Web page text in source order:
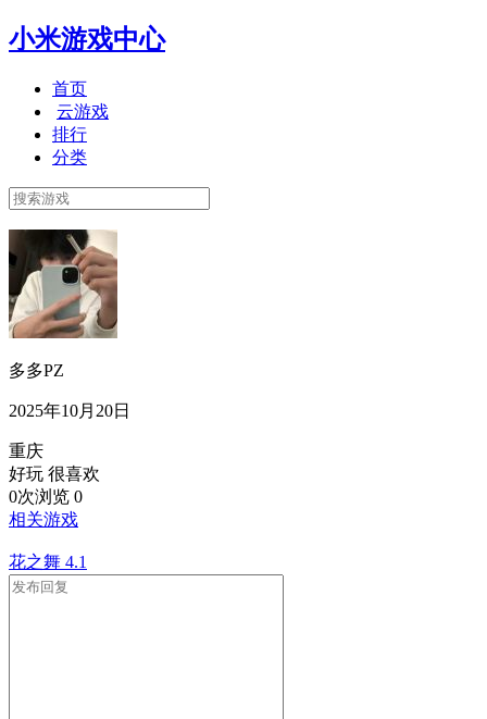
小米游戏中心
首页
云游戏
排行
分类
多多PZ
2025年10月20日
重庆
好玩 很喜欢
0次浏览 0
相关游戏
花之舞 4.1